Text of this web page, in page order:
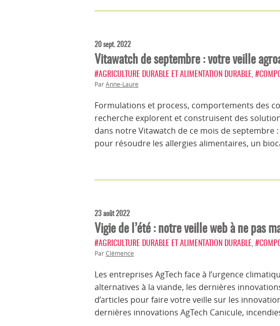
20 sept. 2022
Vitawatch de septembre : votre veille
#AGRICULTURE DURABLE ET ALIMENTATION DURABLE
ParAnne-Laure
Formulations et process, comportements des
recherche explorent et construisent des
dans notre Vitawatch de ce mois de
pour résoudre les allergies alimentaires, un
23 août 2022
Vigie de l’été : notre veille web à ne pas
#AGRICULTURE DURABLE ET ALIMENTATION DURABLE
ParClémence
Les entreprises AgTech face à l’urgence
alternatives à la viande, les dernières
d’articles pour faire votre veille sur les
dernières innovations AgTech Canicule,